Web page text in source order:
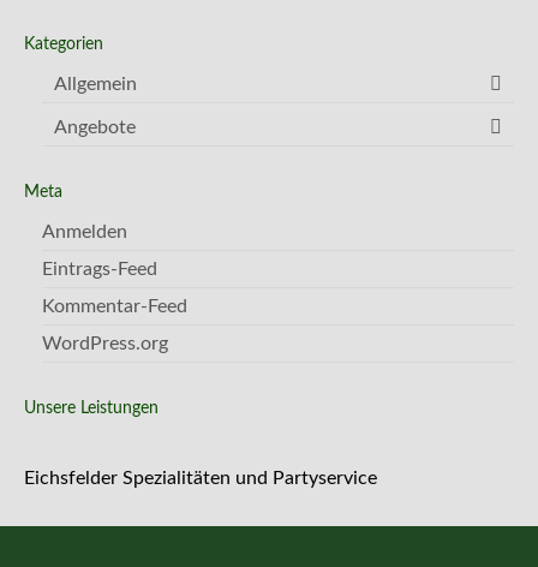
Kategorien
Allgemein
Angebote
Meta
Anmelden
Eintrags-Feed
Kommentar-Feed
WordPress.org
Unsere Leistungen
Eichsfelder Spezialitäten und Partyservice